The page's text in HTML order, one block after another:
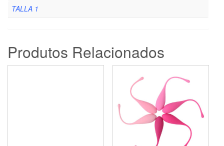
TALLA 1
Produtos Relacionados